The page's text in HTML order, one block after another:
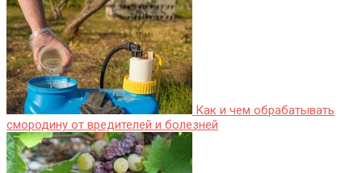
Как и чем обрабатывать
смородину от вредителей и болезней